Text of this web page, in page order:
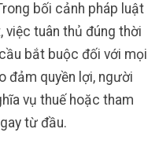
bối cảnh pháp luật
tuân thủ đúng thời
bắt buộc đối với mọi
đảm quyền lợi, người
vụ thuế hoặc tham
từ đầu.